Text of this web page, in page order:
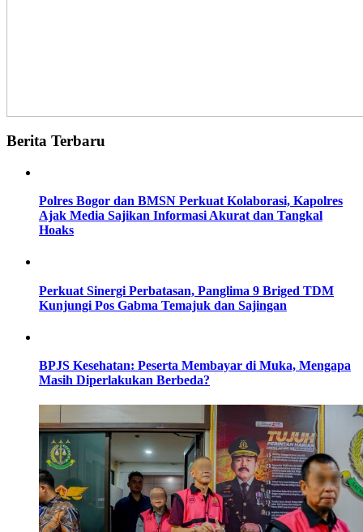
Berita Terbaru
Polres Bogor dan BMSN Perkuat Kolaborasi, Kapolres
Ajak Media Sajikan Informasi Akurat dan Tangkal
Hoaks
Perkuat Sinergi Perbatasan, Panglima 9 Briged TDM
Kunjungi Pos Gabma Temajuk dan Sajingan
BPJS Kesehatan: Peserta Membayar di Muka, Mengapa
Masih Diperlakukan Berbeda?